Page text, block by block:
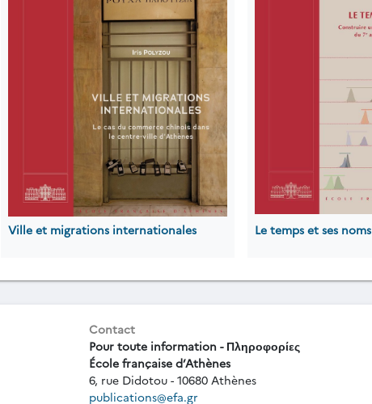
Ville et migrations internationales Le temps et ses noms
Contact
Pour toute information - Πληροφορίες
École française d’Athènes
6, rue Didotou - 10680 Athènes
publications@efa.gr